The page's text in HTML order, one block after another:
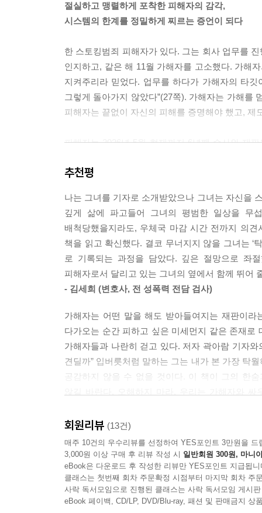
“회사가 법률비용을 부담하는 것과, 곽아람 씨가
람에 가해자를 자극해서 더 위험해지는 게 아니냐
르포르타주(reportage)…. 그게 내게 주어진 답이
법 시스템의 모든 문제를 낱낱이 취재할 것이었
내가 취재 중이라는 걸 눈치채지 못할 것이었다.
--- p.54
--- p.60
블랙스톤의 말은 분명 아름답지만, 중대한 사실
눈물은 누가 닦아줄 것인가? 블랙스톤이 살았던
정과 디지털 포렌식이 가능한 현대에도 여전히 그
고 경직된 자세로 이 원칙을 기계적으로 적용한다
--- p.69~70
시당하며 자주 잊힌다. 형사사법 시스템에서 가장
피고인(被告人)이라 불리며 사람(人) 대접을 받는
얻는다.
--- p.71
란물을 읽은 나를 지배하는 주된 감정은 분노와
로 인정하지 않았다.
--- p.84
당시 여당은 재판소원제 도입을 검토 중이었다.
지경이었다. 기회가 한 번 더 주어지니 좋을 것 같
절실하고 맹렬하게 포착한 피해자의 감각,
시스템의 한계를 정밀하게 찌르는 증언이 되다
한 스토킹범죄 피해자가 있다. 그는 회사 업무를
인지하고, 같은 해 11월 가해자를 고소했다. 가해
지켜주리라 믿었다. 업무를 하다가 가해자의 타
그렇게 돌아가지 않았다”(27쪽). 가해자는 가해를
피해자는 끝없이 자신의 피해를 증명해야 했고,
피해자는 2026년 5월 현재까지 6년째 수사와 재
무너지지 않고 끝끝내 버틴 까닭은 바로 “기자이
끝나지 않은 싸움을 이어갈 모든 ‘피해자’들
자기증명과 생존의 과정을 담고 있다. 저자는 스
제도의 민낯을 낱낱이 고발한다.
24년 차 저널리스트가
스스로 현장이 되어 취재한 책,
법원과 검찰에 가해자를 단죄할
피해 입증 참고서류로 제출하다
현행 형사사법 시스템은 왜 가해자를 피해자보
삼는가. 우리 사회가 마땅히 품었어야 하나 마주
통해 우리의 사법 정의를 저울 위에 올린다.
저널리즘은 추상적인 부조리함을 구체적인 사실
지점에서 유효하게 교차한다. 과거 검사로서 ‘부
르포르타주로 기록되는 과정을 담은 법정 투쟁기
“피해자로서의 고통을 명확하게 짚어주고 피해
추천평
나는 그녀를 기자로 소개받았으나 그녀는 자신을
깊게 삶에 파고들어 그녀의 평범한 일상을 무
배척당했을지라도, 우체국 마감 시간 전까지 의
책을 읽고 확신했다. 결코 무너지지 않을 그녀는 ‘
로 기록되는 과정을 담았다. 깊은 절망으로 좌
피해자로서 달리고 있는 그녀의 옆에서 함께 뛰어
- 김세희 (변호사, 전 성폭력 전담 검사)
가해자는 어떤 말을 해도 받아들여지는 재판이
다가오는 순간 피하고 싶은 미세먼지 같은 존재
가해자들과 나란히 걷고 있다. 저자 곽아람 기자
견딜까” 입버릇처럼 말하는 그는 내가 본 가장 탁
공감하지 않을 수 없을 것이다. 이 책이 그의 한
마음을 정확히 대변하는 완벽한 해설지이다.
- 김진주 (‘부산 돌려차기 사건’ 피해자, 《싸울게
‘훗날을 도모하며 오늘은 모조리 기록하자.’ N
속에서 가해자들은 활개쳤다. 나는 저자처럼 어
기록으로 그들에 맞섰다.
회원리뷰 (13건)
매주 10건의 우수리뷰를 선정하여 YES포인트 3만원을 드
3,000원 이상 구매 후 리뷰 작성 시 일반회원 300원, 마니
eBook은 다운로드 후 작성한 리뷰만 YES포인트 지급됩니
클래스는 첫번째 회차 주문확정 시점부터 마지막 회차 주
사락 독서모임으로 진행된 클래스는 사락 독서모임 게시
eBook 페이백, CD/LP, DVD/Blu-ray, 패션 및 판매금지 상